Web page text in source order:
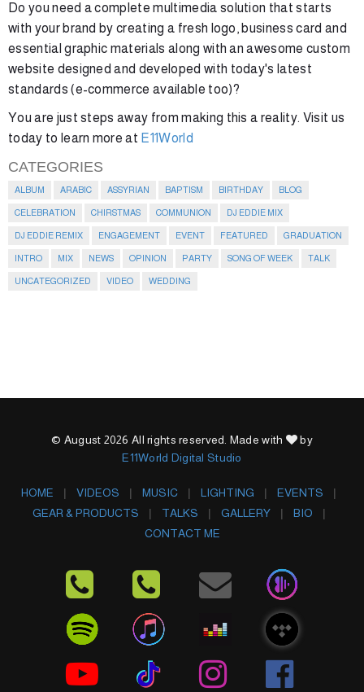
Do you need a complete multimedia solution that starts
with your brand by creating a fresh logo, business card and
essential graphic materials along with an awesome custom
website designed and developed with today's latest
standards (e-commerce available too)?
You are just steps away from making this a reality. Visit us
today to learn more at E11World
CATEGORIES
ALBUM ARABIC ASSYRIAN BAPTISM BIRTHDAY BLOG
CELEBRATION CHIRSTMAS COMMUNION DJ EDDIE MIX
DJ EDDIE REMIX ENGAGEMENT EVENT FEATURED GRADUATION
INTRO MIX NEWS OPINION PARTY SONG OF WEEK TALK
UNCATEGORIZED VIDEO WEDDING
© August 2026 All rights reserved. Made with
by
E11World Digital Studio
HOME VIDEOS MUSIC LIGHTING
EVENTS
GEAR & PRODUCTS
TALKS GALLERY
BIO
CONTACT ME